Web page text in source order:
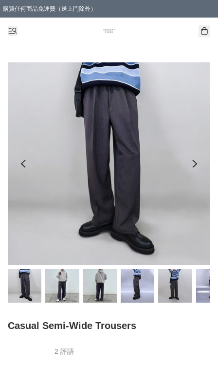
購買任何商品免運費（送上門除外）
Casual Semi-Wide Trousers
2 評語